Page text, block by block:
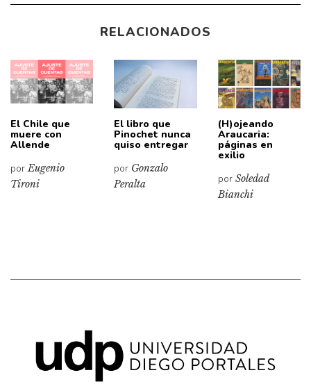
RELACIONADOS
El Chile que
muere con
Allende
porEugenio
Tironi
El libro que
Pinochet nunca
quiso entregar
por Gonzalo
Peralta
(H)ojeando
Araucaria:
páginas en
exilio
por Soledad
Bianchi